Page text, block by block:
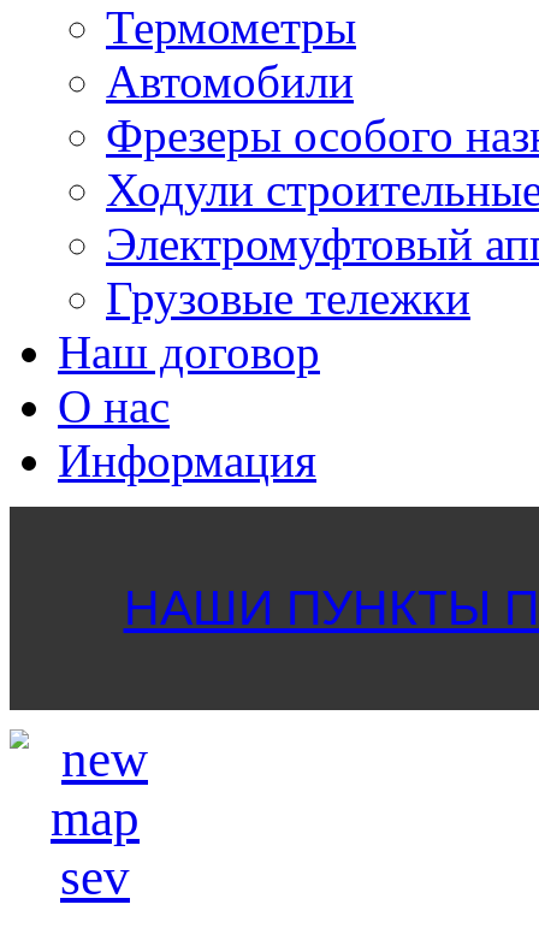
Термометры
Автомобили
Фрезеры особого
Ходули
Электромуфтовый
Грузовые тележки
Наш договор
О нас
Информация
НАШИ ПУНКТЫ